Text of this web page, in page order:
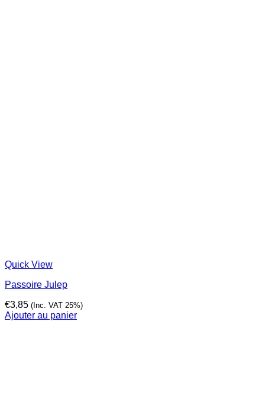
Quick View
Passoire Julep
€3,85 (Inc. VAT 25%)
Ajouter au panier